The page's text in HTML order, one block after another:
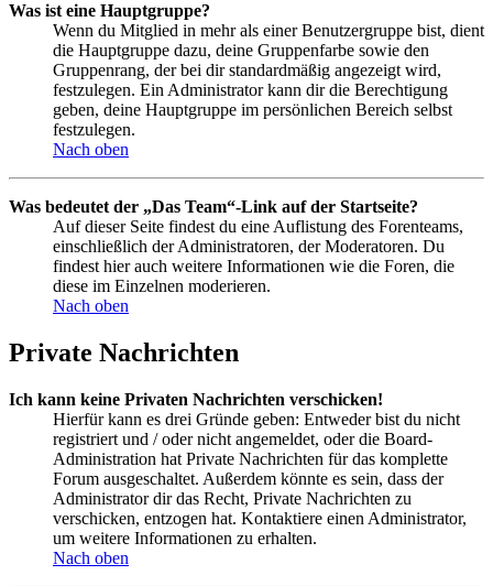
Was ist eine Hauptgruppe?
Wenn du Mitglied in mehr als einer Benutzergruppe bist, dient
die Hauptgruppe dazu, deine Gruppenfarbe sowie den
Gruppenrang, der bei dir standardmäßig angezeigt wird,
festzulegen. Ein Administrator kann dir die Berechtigung
geben, deine Hauptgruppe im persönlichen Bereich selbst
festzulegen.
Nach oben
Was bedeutet der „Das Team“-Link auf der Startseite?
Auf dieser Seite findest du eine Auflistung des Forenteams,
einschließlich der Administratoren, der Moderatoren. Du
findest hier auch weitere Informationen wie die Foren, die
diese im Einzelnen moderieren.
Nach oben
Private Nachrichten
Ich kann keine Privaten Nachrichten verschicken!
Hierfür kann es drei Gründe geben: Entweder bist du nicht
registriert und / oder nicht angemeldet, oder die Board-
Administration hat Private Nachrichten für das komplette
Forum ausgeschaltet. Außerdem könnte es sein, dass der
Administrator dir das Recht, Private Nachrichten zu
verschicken, entzogen hat. Kontaktiere einen Administrator,
um weitere Informationen zu erhalten.
Nach oben